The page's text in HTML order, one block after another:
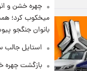
چهره خشن و
میخکوب کرد؛
بانوان جنگجو
استایل جالب